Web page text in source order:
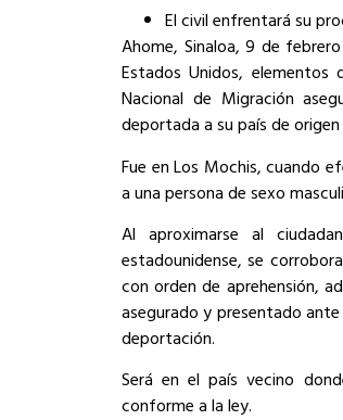
El civil enfrentará su
Ahome, Sinaloa, 9 de
Estados Unidos,
Nacional de Migración
deportada a su país de
Fue en Los Mochis, cuando
a una persona de sexo
Al aproximarse al
estadounidense, se
con orden de aprehensión,
asegurado y presentado
deportación.
Será en el país vecino
conforme a la ley.